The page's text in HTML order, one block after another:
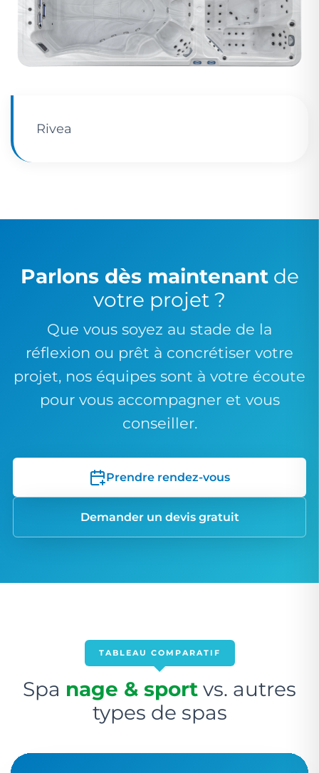
Rivea
Parlons dès maintenantde
votre projet ?
Que vous soyez au stade de la
réflexion ou prêt à concrétiser votre
projet, nos équipes sont à votre écoute
pour vous accompagner et vous
conseiller.
Prendre rendez-vous
Demander un devis gratuit
TABLEAU COMPARATIF
Spa nage & sport vs. autres
types de spas